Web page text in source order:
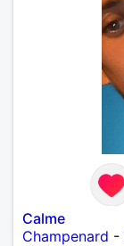
Calme
Champenard -